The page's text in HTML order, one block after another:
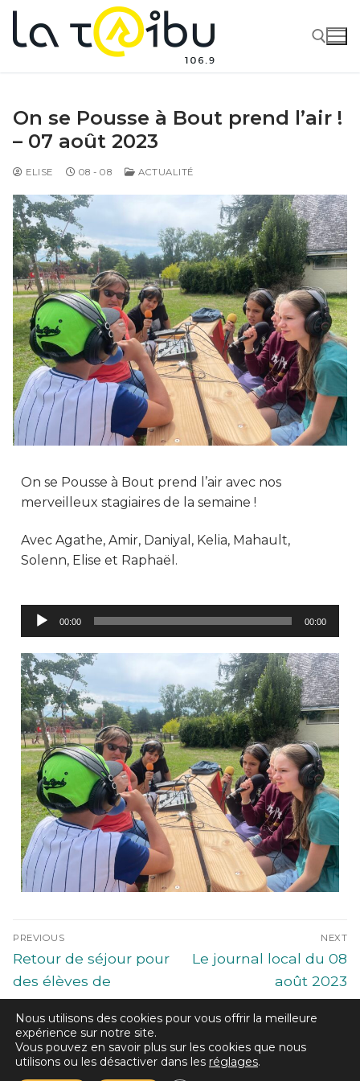
On se Pousse à Bout prend l’air !
– 07 août 2023
ELISE 08 - 08 ACTUALITÉ
On se Pousse à Bout prend l’air avec nos
merveilleux stagiaires de la semaine !
Avec Agathe, Amir, Daniyal, Kelia, Mahault,
Solenn, Elise et Raphaël.
Lecteur
audio
00:00 00:00
PREVIOUS
Retour de séjour pour
des élèves de
Brossaud-Blancho
NEXT
Le journal local du 08
août 2023
Nous utilisons des cookies pour vous offrir la meilleure
expérience sur notre site.
Vous pouvez en savoir plus sur les cookies que nous
utilisons ou les désactiver dans les réglages.